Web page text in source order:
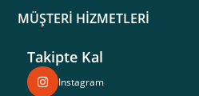
MÜŞTERİ HİZMETLERİ
Takipte Kal
Instagram